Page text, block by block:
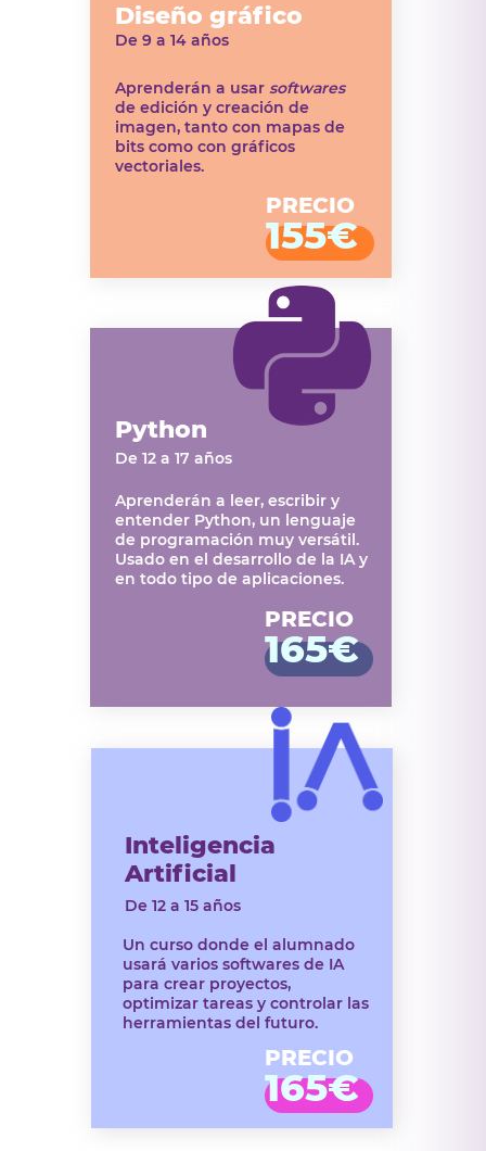
De 9 a 14 años
Aprenderán a usar softwares
de edición y creación de
imagen, tanto con mapas de
bits como con gráficos
vectoriales.
Diseño gráfico
PRECIO
155€
De 12 a 17 años
Aprenderán a leer, escribir y
entender Python, un lenguaje
de programación muy versátil.
Usado en el desarrollo de la IA y
en todo tipo de aplicaciones.
Python
PRECIO
165€
De 12 a 15 años
Inteligencia
Artificial
Un curso donde el alumnado
usará varios softwares de IA
para crear proyectos,
optimizar tareas y controlar las
herramientas del futuro.
PRECIO
165€